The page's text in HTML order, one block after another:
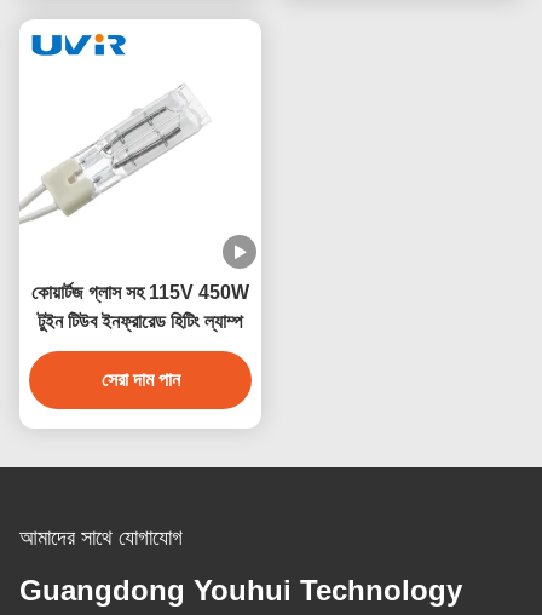
কোয়ার্টজ গ্লাস সহ 115V 450W
টুইন টিউব ইনফ্রারেড হিটিং ল্যাম্প
সেরা দাম পান
আমাদের সাথে যোগাযোগ
Guangdong Youhui Technology